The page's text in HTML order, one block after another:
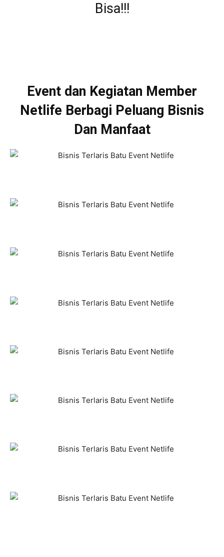
Bisa!!!
Event dan Kegiatan Member
Netlife Berbagi Peluang Bisnis
Dan Manfaat